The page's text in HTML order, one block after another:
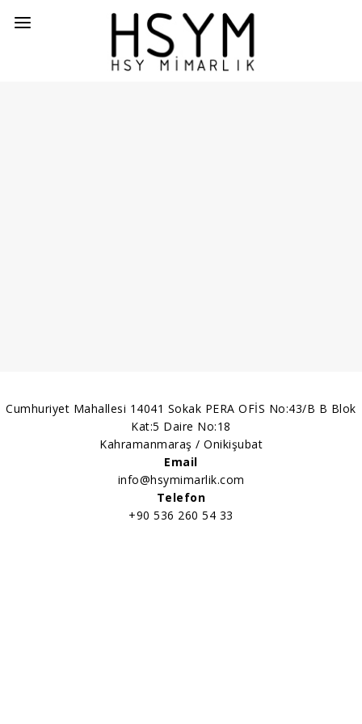
Cumhuriyet Mahallesi 14041 Sokak PERA OFİS No:43/B B Blok
Kat:5 Daire No:18
Kahramanmaraş / Onikişubat
Email
info@hsymimarlik.com
Telefon
+90 536 260 54 33​⁠​